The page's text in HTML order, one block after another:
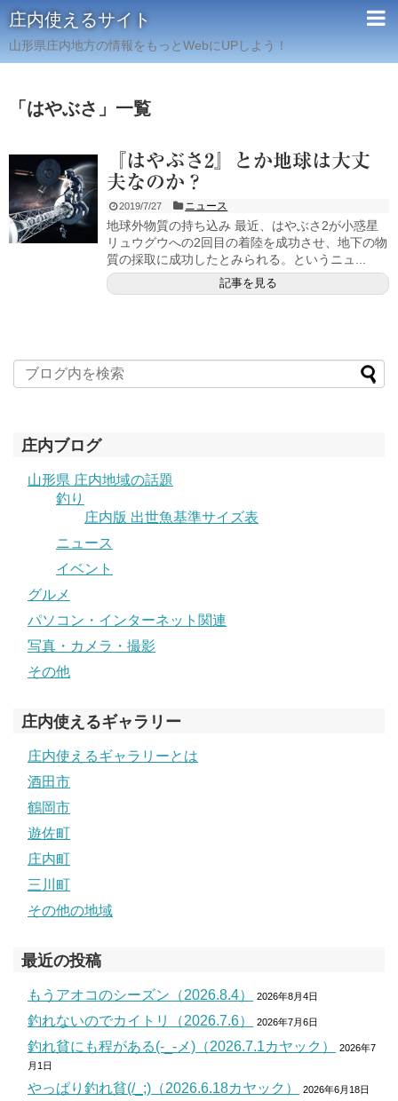
庄内使えるサイト
山形県庄内地方の情報をもっとWebにUPしよう！
「 はやぶさ 」 一覧
『はやぶさ2』とか地球は大丈
夫なのか？
2019/7/27 ニュース
地球外物質の持ち込み 最近、はやぶさ2が小惑星
リュウグウへの2回目の着陸を成功させ、地下の物
質の採取に成功したとみられる。というニュ...
記事を見る
庄内ブログ
山形県 庄内地域の話題
釣り
庄内版 出世魚基準サイズ表
ニュース
イベント
グルメ
パソコン・インターネット関連
写真・カメラ・撮影
その他
庄内使えるギャラリー
庄内使えるギャラリーとは
酒田市
鶴岡市
遊佐町
庄内町
三川町
その他の地域
最近の投稿
もうアオコのシーズン（2026.8.4） 2026年8月4日
釣れないのでカイトリ（2026.7.6） 2026年7月6日
釣れ貧にも程がある(-_-メ)（2026.7.1カヤック）
2026年7
月1日
やっぱり釣れ貧(/_;)（2026.6.18カヤック） 2026年6月18日